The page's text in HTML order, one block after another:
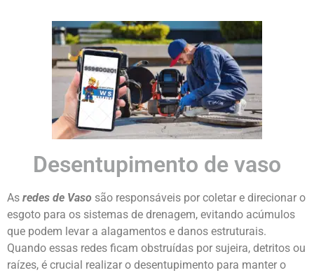
Desentupimento de vaso
As redes de Vaso são responsáveis por coletar e direcionar o
esgoto para os sistemas de drenagem, evitando acúmulos
que podem levar a alagamentos e danos estruturais.
Quando essas redes ficam obstruídas por sujeira, detritos ou
raízes, é crucial realizar o desentupimento para manter o